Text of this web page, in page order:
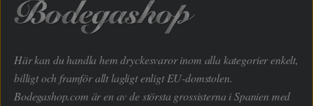
Här kan du handla hem dryckesvaror inom alla kategorier enkelt,
billigt och framför allt lagligt enligt EU-domstolen.
Bodegashop.com är en av de största grossisterna i Spanien med